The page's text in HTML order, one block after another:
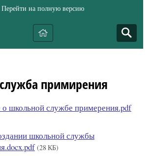
Перейти на полную версию
примирения
школьной службе примерения.pdf
школьной службы
(28 КБ)